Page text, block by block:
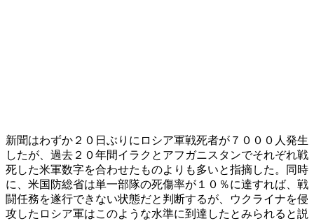
新聞はわずか２０日ぶりにロシア軍戦死者が７０００人発生
したが、過去２０年間イラクとアフガニスタンでそれぞれ戦
死した米軍数字を合わせたものよりも多いと指摘した。同時
に、米国防総省は単一部隊の死傷率が１０％に達すれば、戦
闘任務を遂行できない状態だと判断するが、ウクライナを侵
攻したロシア軍はこのような水準に到達したとみられると説